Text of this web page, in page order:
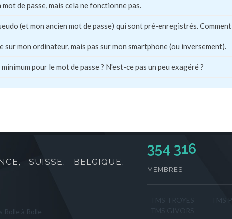
mot de passe, mais cela ne fonctionne pas.
(et mon ancien mot de passe) qui sont pré-enregistrés.
mon ordinateur, mais pas sur mon smartphone (ou inversement).
pour le mot de passe ? N'est-ce pas un peu exagéré ?
SUISSE, BELGIQUE,
Rolle à Rolle
354 316
MEMBRES
TMS TROYES TMS